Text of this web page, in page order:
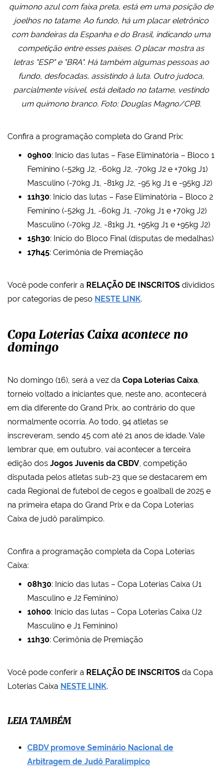
quimono azul com faixa preta, está em uma posição de
joelhos no tatame. Ao fundo, há um placar eletrônico
com bandeiras da Espanha e do Brasil, indicando uma
competição entre esses países. O placar mostra as
letras "ESP" e "BRA". Há também algumas pessoas ao
fundo, desfocadas, assistindo à luta. Outro judoca,
parcialmente visível, está deitado no tatame, vestindo
um quimono branco. Foto: Douglas Magno/CPB.
Confira a programação completa do Grand Prix:
09h00: Início das lutas – Fase Eliminatória – Bloco 1
Feminino (-52kg J2, -60kg J2, -70kg J2 e +70kg J1)
Masculino (-70kg J1, -81kg J2, -95 kg J1 e -95kg J2)
11h30: Início das lutas – Fase Eliminatória – Bloco 2
Feminino (-52kg J1, -60kg J1, -70kg J1 e +70kg J2)
Masculino (-70kg J2, -81kg J1, +95kg J1 e +95kg J2)
15h30: Início do Bloco Final (disputas de medalhas)
17h45: Cerimônia de Premiação
Você pode conferir a RELAÇÃO DE INSCRITOS divididos
por categorias de peso NESTE LINK.
Copa Loterias Caixa acontece no
domingo
No domingo (16), será a vez da Copa Loterias Caixa,
torneio voltado a iniciantes que, neste ano, acontecerá
em dia diferente do Grand Prix, ao contrário do que
normalmente ocorria. Ao todo, 94 atletas se
inscreveram, sendo 45 com até 21 anos de idade. Vale
lembrar que, em outubro, vai acontecer a terceira
edição dos Jogos Juvenis da CBDV, competição
disputada pelos atletas sub-23 que se destacarem em
cada Regional de futebol de cegos e goalball de 2025 e
na primeira etapa do Grand Prix e da Copa Loterias
Caixa de judô paralímpico.
Confira a programação completa da Copa Loterias
Caixa:
08h30: Início das lutas – Copa Loterias Caixa (J1
Masculino e J2 Feminino)
10h00: Início das lutas – Copa Loterias Caixa (J2
Masculino e J1 Feminino)
11h30: Cerimônia de Premiação
Você pode conferir a RELAÇÃO DE INSCRITOS da Copa
Loterias Caixa NESTE LINK.
LEIA TAMBÉM
CBDV promove Seminário Nacional de
Arbitragem de Judô Paralímpico